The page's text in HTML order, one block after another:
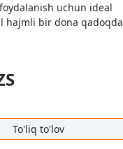
uchun ideal
hajmli bir dona qadoqda
To'liq to'lov